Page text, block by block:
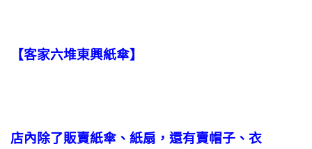
【客家六堆東興紙傘】
店內除了販賣紙傘、紙扇，還有賣帽子、衣